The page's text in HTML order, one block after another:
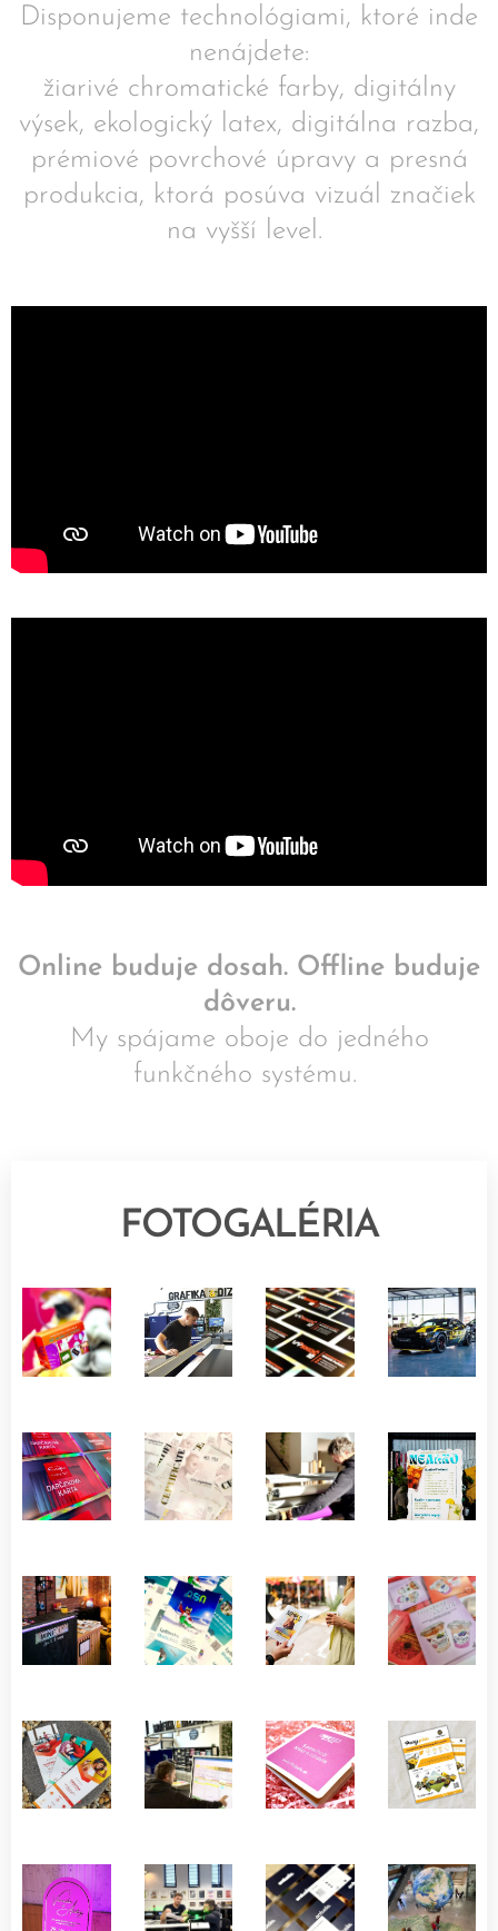
Disponujeme technológiami, ktoré inde
nenájdete:
žiarivé chromatické farby, digitálny
výsek, ekologický latex, digitálna razba,
prémiové povrchové úpravy a presná
produkcia, ktorá posúva vizuál značiek
na vyšší level.
Online buduje dosah. Offline buduje
dôveru.
My spájame oboje do jedného
funkčného systému.
FOTOGALÉRIA